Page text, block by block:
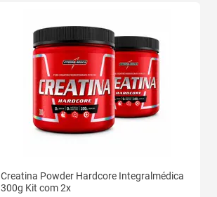
Creatina Powder Hardcore Integralmédica
300g Kit com 2x